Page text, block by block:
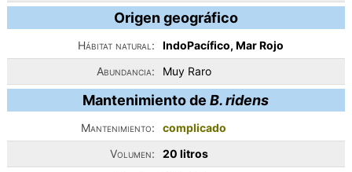
Origen geográfico
Hábitat natural:
IndoPacífico, Mar Rojo
Abundancia:
Muy Raro
Mantenimiento deB. ridens
Mantenimiento:
complicado
Volumen:
20 litros